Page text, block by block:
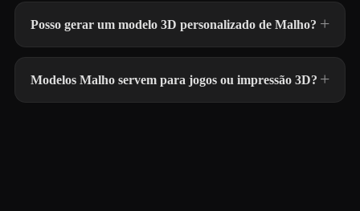
Posso gerar um modelo 3D personalizado de Malho?
Modelos Malho servem para jogos ou impressão 3D?